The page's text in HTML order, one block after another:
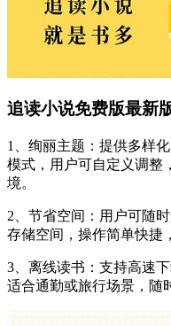
追读小说免费版最新
1、绚丽主题：提供多样
模式，用户可自定义调整
境。
2、节省空间：用户可随
存储空间，操作简单快捷
3、离线读书：支持高速
适合通勤或旅行场景，随